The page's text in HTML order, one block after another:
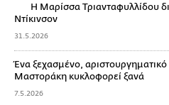
Η Μαρίσσα Τριανταφυλλίδου
Ντίκινσον
31.5.2026
Ένα ξεχασμένο, αριστουργηματικό
Μαστοράκη κυκλοφορεί ξανά
7.5.2026